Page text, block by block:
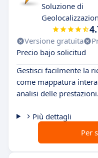
Soluzione di
Versione gratuita
Precio bajo solicitud
Gestisci facilmente la
come mappatura
analisi delle prestazioni.
Più dettagli
Per